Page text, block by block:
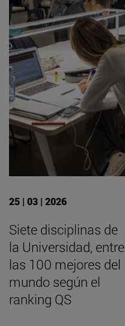
25 | 03 | 2026
Siete disciplinas de
la Universidad, entre
las 100 mejores del
mundo según el
ranking QS